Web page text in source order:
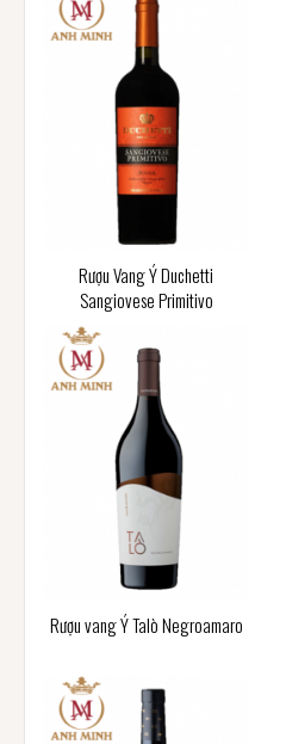
Rượu Vang Ý Duchetti
Sangiovese Primitivo
Rượu vang Ý Talò Negroamaro